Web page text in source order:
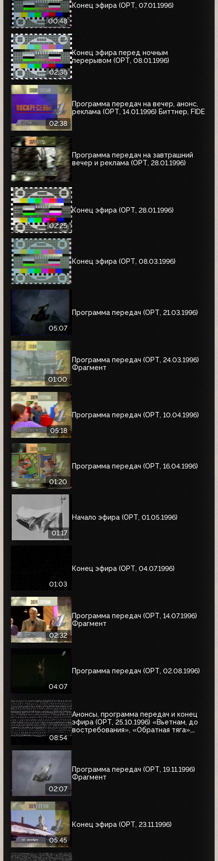
00:48
Конец эфира (ОРТ, 07.01.1996)
02:36
Конец эфира перед ночным
перерывом (ОРТ, 08.01.1996)
02:38
Программа передач на вечер, анонс,
реклама (ОРТ, 14.01.1996) Биттнер, FIDE
Программа передач на завтрашний
вечер и реклама (ОРТ, 28.01.1996)
02:25
Конец эфира (ОРТ, 28.01.1996)
Конец эфира (ОРТ, 08.03.1996)
05:07
Программа передач (ОРТ, 21.03.1996)
01:00
Программа передач (ОРТ, 24.03.1996)
Фрагмент
05:18
Программа передач (ОРТ, 10.04.1996)
01:20
Программа передач (ОРТ, 16.04.1996)
01:17
Начало эфира (ОРТ, 01.05.1996)
01:03
Конец эфира (ОРТ, 04.07.1996)
02:32
Программа передач (ОРТ, 14.07.1996)
Фрагмент
04:07
Программа передач (ОРТ, 02.08.1996)
08:54
Анонсы, программа передач и конец
эфира (ОРТ, 25.10.1996) «Вьетнам, до
востребования», «Обратная тяга»,
02:07
Программа передач (ОРТ, 19.11.1996)
Фрагмент
05:45
Конец эфира (ОРТ, 23.11.1996)